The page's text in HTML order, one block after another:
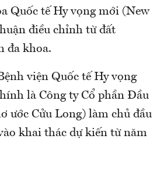
Quốc tế Hy vọng mới (New
điều chỉnh từ đất
đa khoa.
viện Quốc tế Hy vọng
là Công ty Cổ phần Đầu
ước Cửu Long) làm chủ đầu
khai thác dự kiến từ năm